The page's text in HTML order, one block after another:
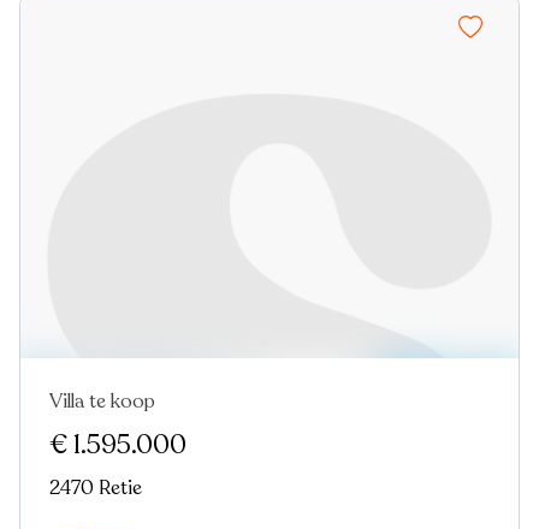
Villa te koop
€ 1.595.000
2470 Retie